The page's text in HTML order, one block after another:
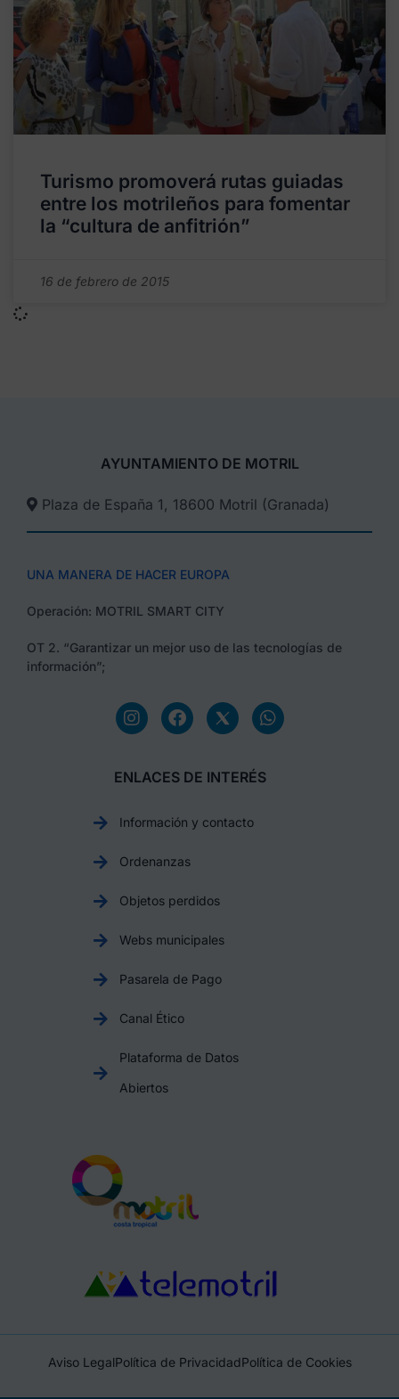
Turismo promoverá rutas guiadas
entre los motrileños para fomentar
la “cultura de anfitrión”
16 de febrero de 2015
AYUNTAMIENTO DE MOTRIL
Plaza de España 1, 18600 Motril (Granada)​
UNA MANERA DE HACER EUROPA
Operación: MOTRIL SMART CITY
OT 2. “Garantizar un mejor uso de las tecnologías de
información”;
ENLACES DE INTERÉS
Información y contacto
Ordenanzas
Objetos perdidos
Webs municipales
Pasarela de Pago
Canal Ético
Plataforma de Datos
Abiertos
Aviso LegalPolítica de PrivacidadPolítica de Cookies